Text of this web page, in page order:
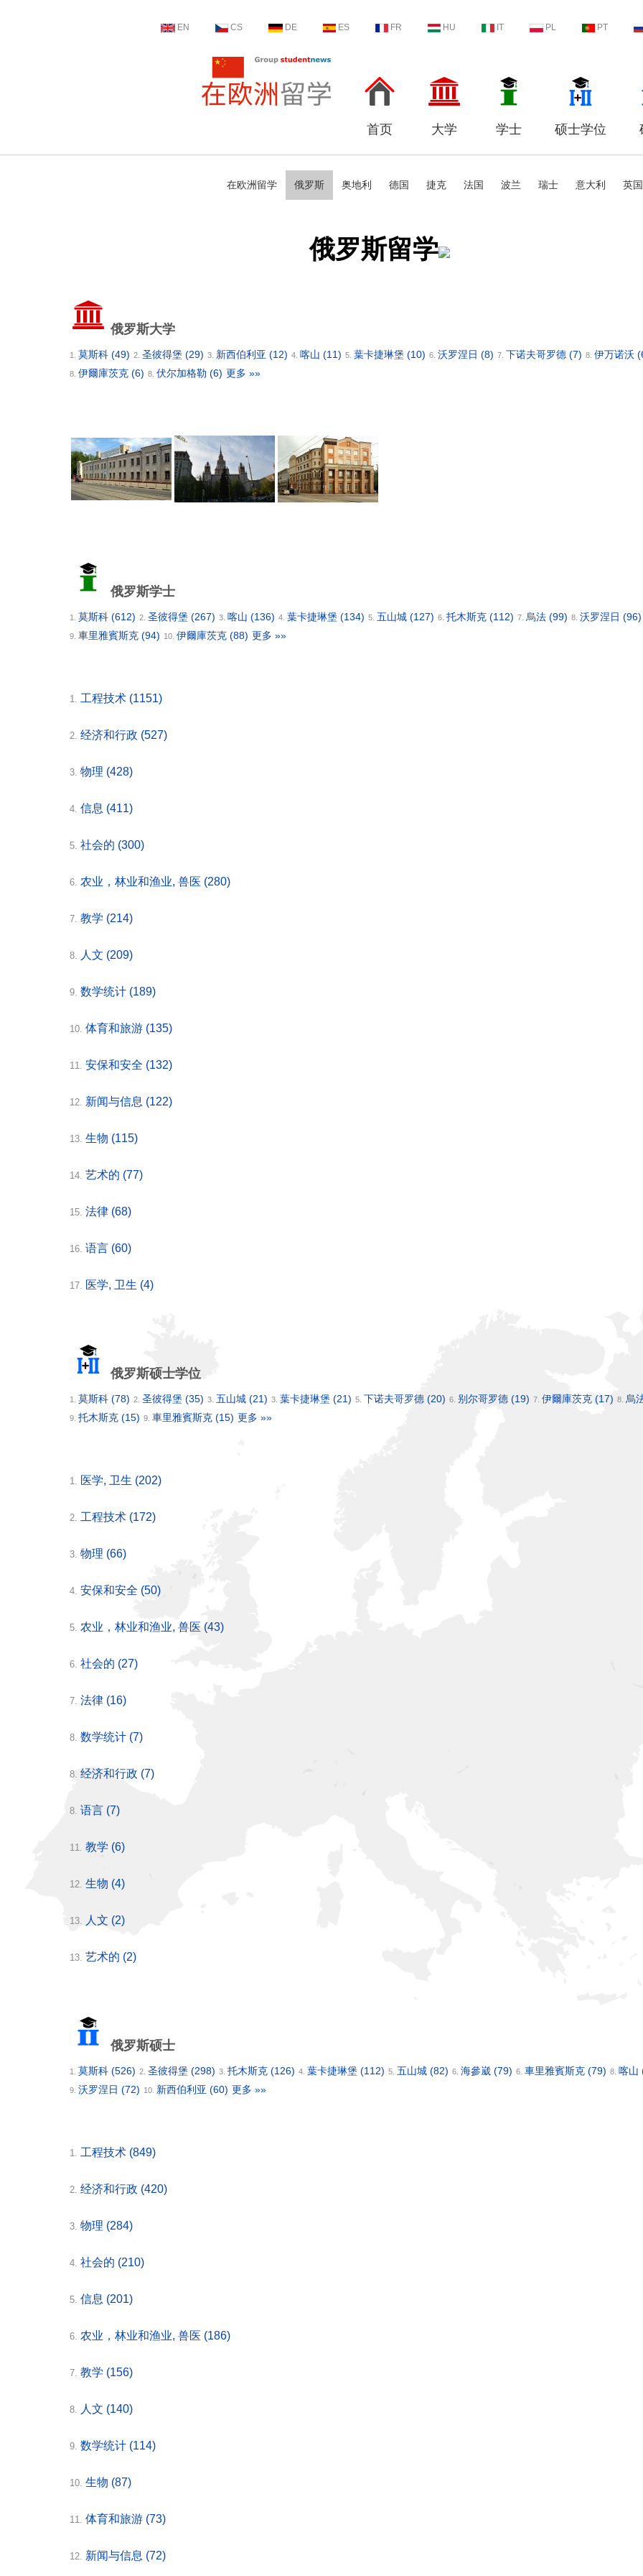
EN CS DE ES FR HU IT PL PT
首页 大学 学士 硕士学位
在欧洲留学 俄罗斯 奥地利 德国 捷克 法国 波兰 瑞士 意大利 英国
俄罗斯留学
俄罗斯大学
1. 莫斯科 (49) 2. 圣彼得堡 (29) 3. 新西伯利亚 (12) 4. 喀山 (11) 5. 葉卡捷琳堡 (10) 6. 沃罗涅日 (8) 7. 下诺夫哥罗德 (7) 8. 伊万诺沃
8. 伊爾庫茨克 (6) 8. 伏尔加格勒 (6) 更多 »»
俄罗斯学士
1. 莫斯科 (612) 2. 圣彼得堡 (267) 3. 喀山 (136) 4. 葉卡捷琳堡 (134) 5. 五山城 (127) 6. 托木斯克 (112) 7. 烏法 (99) 8. 沃罗涅日 (96)
9. 車里雅賓斯克 (94) 10. 伊爾庫茨克 (88) 更多 »»
1. 工程技术 (1151)
2. 经济和行政 (527)
3. 物理 (428)
4. 信息 (411)
5. 社会的 (300)
6. 农业，林业和渔业, 兽医 (280)
7. 教学 (214)
8. 人文 (209)
9. 数学统计 (189)
10. 体育和旅游 (135)
11. 安保和安全 (132)
12. 新闻与信息 (122)
13. 生物 (115)
14. 艺术的 (77)
15. 法律 (68)
16. 语言 (60)
17. 医学, 卫生 (4)
俄罗斯硕士学位
1. 莫斯科 (78) 2. 圣彼得堡 (35) 3. 五山城 (21) 3. 葉卡捷琳堡 (21) 5. 下诺夫哥罗德 (20) 6. 别尔哥罗德 (19) 7. 伊爾庫茨克 (17) 8. 烏
9. 托木斯克 (15) 9. 車里雅賓斯克 (15) 更多 »»
1. 医学, 卫生 (202)
2. 工程技术 (172)
3. 物理 (66)
4. 安保和安全 (50)
5. 农业，林业和渔业, 兽医 (43)
6. 社会的 (27)
7. 法律 (16)
8. 数学统计 (7)
8. 经济和行政 (7)
8. 语言 (7)
11. 教学 (6)
12. 生物 (4)
13. 人文 (2)
13. 艺术的 (2)
俄罗斯硕士
1. 莫斯科 (526) 2. 圣彼得堡 (298) 3. 托木斯克 (126) 4. 葉卡捷琳堡 (112) 5. 五山城 (82) 6. 海參崴 (79) 6. 車里雅賓斯克 (79) 8. 喀山
9. 沃罗涅日 (72) 10. 新西伯利亚 (60) 更多 »»
1. 工程技术 (849)
2. 经济和行政 (420)
3. 物理 (284)
4. 社会的 (210)
5. 信息 (201)
6. 农业，林业和渔业, 兽医 (186)
7. 教学 (156)
8. 人文 (140)
9. 数学统计 (114)
10. 生物 (87)
11. 体育和旅游 (73)
12. 新闻与信息 (72)